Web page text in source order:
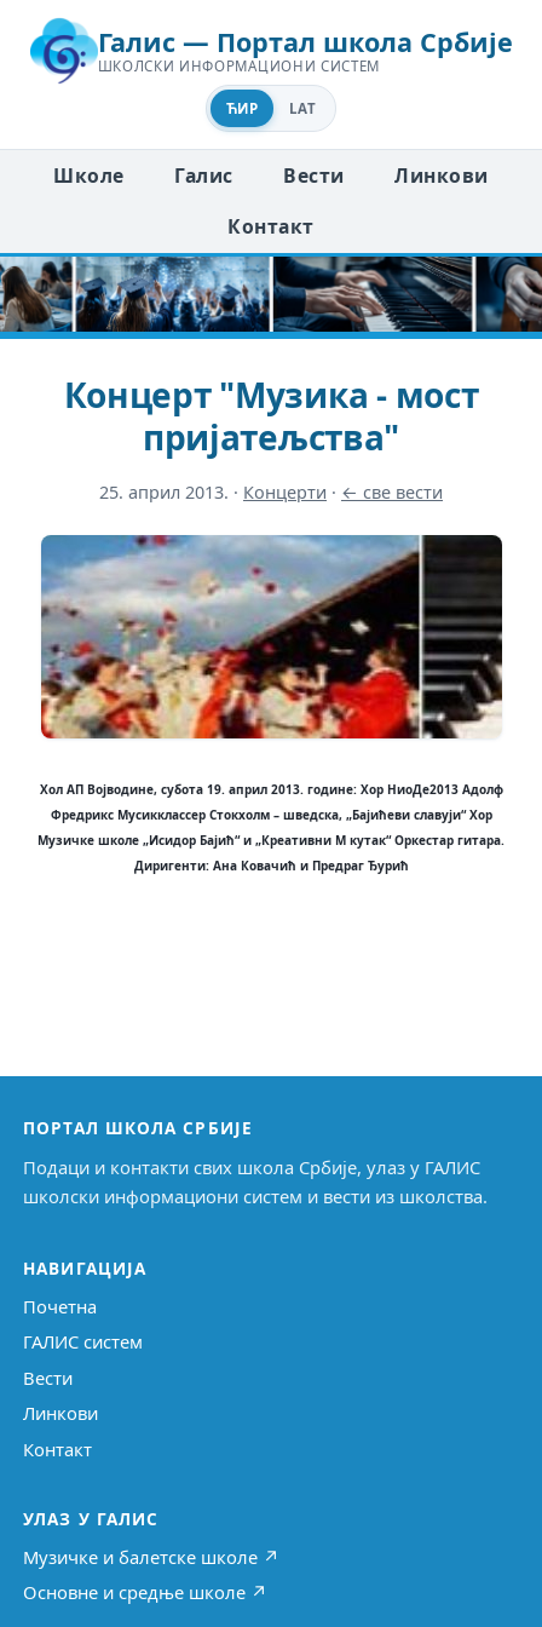
Галис — Портал школа Србије
ШКОЛСКИ ИНФОРМАЦИОНИ СИСТЕМ
ЋИР LAT
Школе Галис Вести
Линкови
Контакт
Концерт "Музика - мост
пријатељства"
25. април 2013. · Концерти · ← све вести
Хол АП Војводине, субота 19. април 2013. године: Хор НиоДе2013 Адолф
Фредрикс Мусикклассер Стокхолм – шведска, „Бајићеви славуји“ Хор
Музичке школе „Исидор Бајић“ и „Креативни М кутак“ Оркестар гитара.
Диригенти: Ана Ковачић и Предраг Ђурић
ПОРТАЛ ШКОЛА СРБИЈЕ
Подаци и контакти свих школа Србије, улаз у ГАЛИС
школски информациони систем и вести из школства.
НАВИГАЦИЈА
Почетна
ГАЛИС систем
Вести
Линкови
Контакт
УЛАЗ У ГАЛИС
Музичке и балетске школе ↗
Основне и средње школе ↗